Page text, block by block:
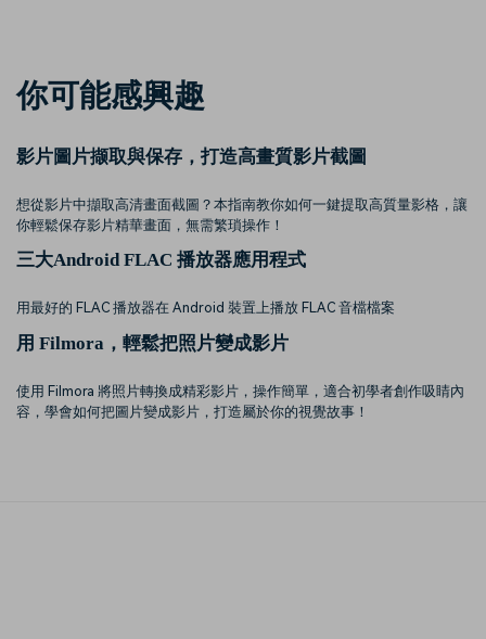
你可能感興趣
影片圖片撷取與保存，打造高畫質影片截圖
想從影片中擷取高清畫面截圖？本指南教你如何一鍵提取高質量影格，讓
你輕鬆保存影片精華畫面，無需繁瑣操作！
三大Android FLAC 播放器應用程式
用最好的 FLAC 播放器在 Android 裝置上播放 FLAC 音檔檔案
用 Filmora，輕鬆把照片變成影片
使用 Filmora 將照片轉換成精彩影片，操作簡單，適合初學者創作吸睛內
容，學會如何把圖片變成影片，打造屬於你的視覺故事！